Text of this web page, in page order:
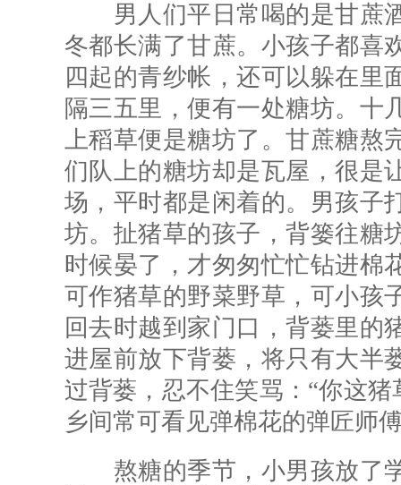
男人们平日常喝的是甘蔗
冬都长满了甘蔗。小孩子都喜
四起的青纱帐，还可以躲在里
隔三五里，便有一处糖坊。十
上稻草便是糖坊了。甘蔗糖熬
们队上的糖坊却是瓦屋，很是
场，平时都是闲着的。男孩子
坊。扯猪草的孩子，背篓往糖
时候晏了，才匆匆忙忙钻进棉
可作猪草的野菜野草，可小孩
回去时越到家门口，背蒌里的
进屋前放下背蒌，将只有大半
过背蒌，忍不住笑骂：“你这
乡间常可看见弹棉花的弹匠师
熬糖的季节，小男孩放了